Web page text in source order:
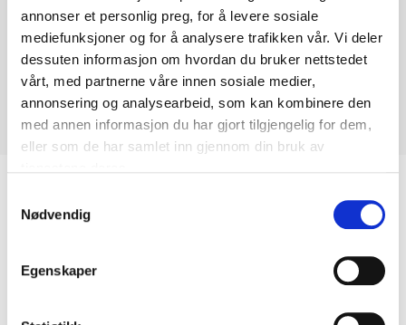
annonser et personlig preg, for å levere sosiale
mediefunksjoner og for å analysere trafikken vår. Vi deler
dessuten informasjon om hvordan du bruker nettstedet
vårt, med partnerne våre innen sosiale medier,
annonsering og analysearbeid, som kan kombinere den
med annen informasjon du har gjort tilgjengelig for dem,
eller som de har samlet inn gjennom din bruk av
Nødvendig
Egenskaper